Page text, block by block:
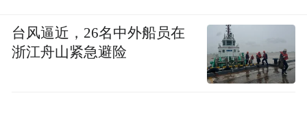
台风逼近，26名中外船员在
浙江舟山紧急避险